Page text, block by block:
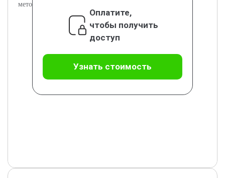
методов диагностики паратуберкулёза.
Оплатите,
чтобы получить
доступ
Узнать стоимость